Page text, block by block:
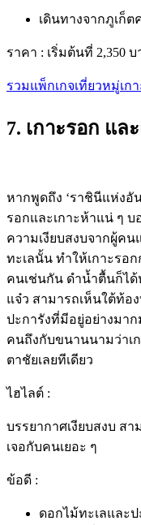
เดินทางจากภูเก็
ราคา : เริ่มต้นที่ 2,350 บ
รวมแพ็กเกจเที่ยวหมู่เก
7. เกาะรอก แล
หากพูดถึง ‘ราชินีแห่งอั
รอกและเกาะห้าแน่ ๆ บ
ความเงียบสงบจากผู้ค
ทะเลนั้น ทำให้เกาะรอ
คนเช่นกัน ดำน้ำตื้นก็ได้
แจ๋ว สามารถเห็นใต้ท้อ
ปะการังที่มีอยู่อย่างมาก
คนถึงกับขนานนามว่าเ
ตาชัยเลยทีเดียว
ไฮไลต์ :
บรรยากาศเงียบสงบ ส
เจอกับคนเยอะ ๆ
ข้อดี :
ดอกไม้ทะเลและ